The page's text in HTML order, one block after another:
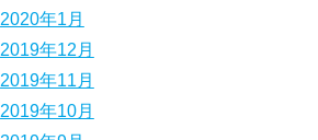
2020年1月
2019年12月
2019年11月
2019年10月